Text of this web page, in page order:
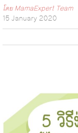
โดยMamaExpert Team
15 January 2020